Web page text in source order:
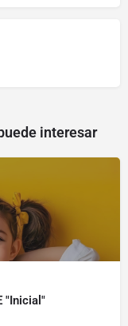
interesar
"Inicial"